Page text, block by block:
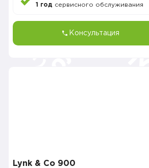
1 год сервисного обслуживания
Консультация
Lynk & Co 900